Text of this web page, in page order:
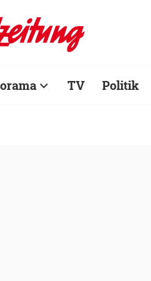
TV Politik